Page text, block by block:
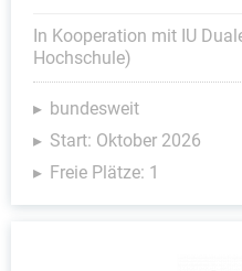
In Kooperation mit IU
Hochschule)
bundesweit
Start: Oktober 2026
Freie Plätze: 1